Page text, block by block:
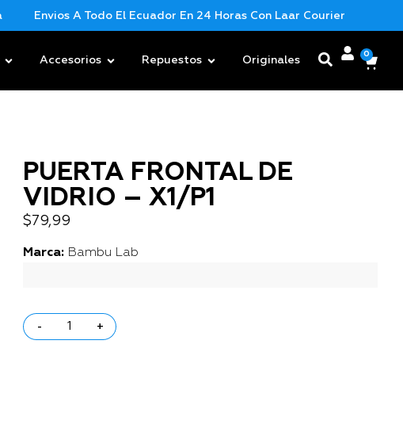
Envios A Todo El Ecuador En 24 Horas Con Laar Courier
Accesorios Repuestos Originales
0
PUERTA FRONTAL DE
VIDRIO – X1/P1
$79,99
Marca: Bambu Lab
- +